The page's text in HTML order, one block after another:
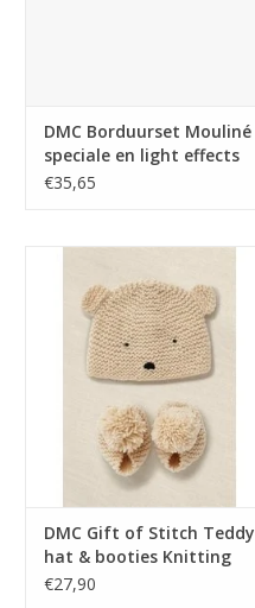
DMC Borduurset Mouliné
speciale en light effects
€35,65
booties Knitting Kit
TOEVOEGEN AAN WINKELWAGEN
DMC Gift of Stitch Teddy
hat & booties Knitting
Kit
€27,90